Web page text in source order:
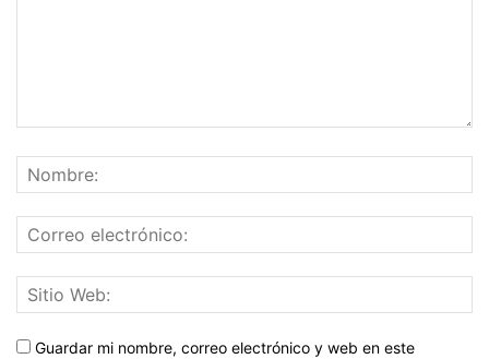
Guardar mi nombre, correo electrónico y web en este